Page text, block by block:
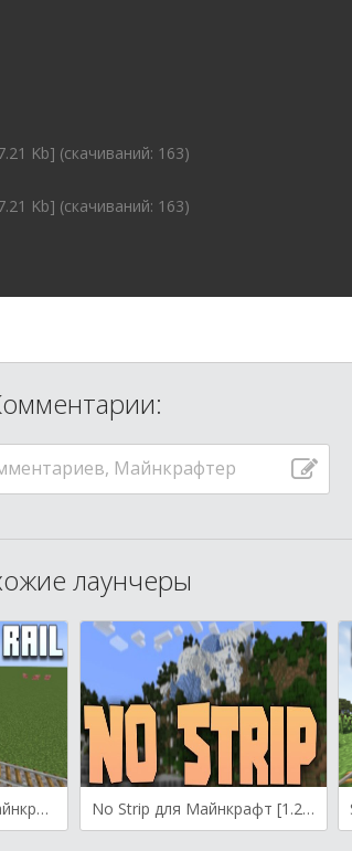
Kb] (cкачиваний: 163)
Kb] (cкачиваний: 163)
Майнкрафтер
лаунчеры
High-Speed Rail для Майнкрафт [1.21.4, 1.21.3, 1.21.1] No Strip для Майнкрафт [1.21.3, 1.21.1, 1.21]